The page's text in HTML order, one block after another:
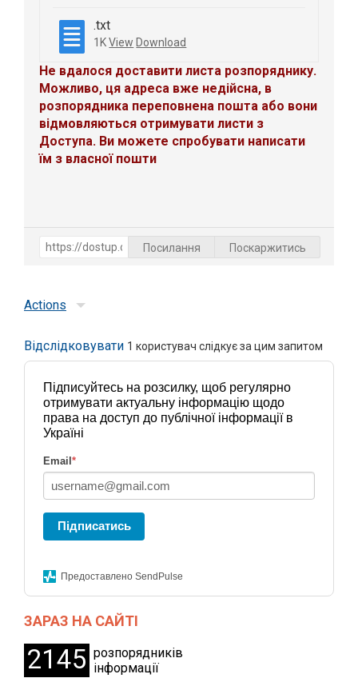
.txt
1KView Download
Не вдалося доставити листа розпоряднику.
Можливо, ця адреса вже недійсна, в
розпорядника переповнена пошта або вони
відмовляються отримувати листи з
Доступа. Ви можете спробувати написати
їм з власної пошти
Посилання Поскаржитись
Actions
Відслідковувати 1 користувач слідкує за цим запитом
Підписуйтесь на розсилку, щоб регулярно
отримувати актуальну інформацію щодо
права на доступ до публічної інформації в
Україні
Email *
Підписатись
Предоставлено SendPulse
ЗАРАЗ НА САЙТІ
2145 розпорядників
інформації